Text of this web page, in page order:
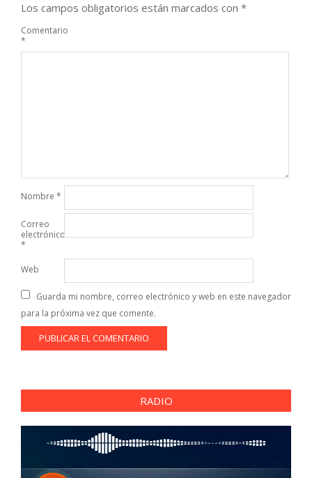
Los campos obligatorios están marcados con *
Comentario
*
Nombre *
Correo
electrónico
*
Web
Guarda mi nombre, correo electrónico y web en este navegador
para la próxima vez que comente.
RADIO